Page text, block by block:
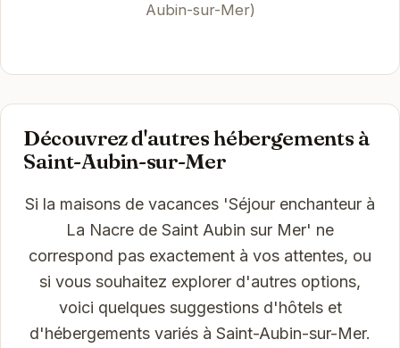
Aubin-sur-Mer)
Découvrez d'autres hébergements à
Saint-Aubin-sur-Mer
Si la maisons de vacances 'Séjour enchanteur à
La Nacre de Saint Aubin sur Mer' ne
correspond pas exactement à vos attentes, ou
si vous souhaitez explorer d'autres options,
voici quelques suggestions d'hôtels et
d'hébergements variés à Saint-Aubin-sur-Mer.